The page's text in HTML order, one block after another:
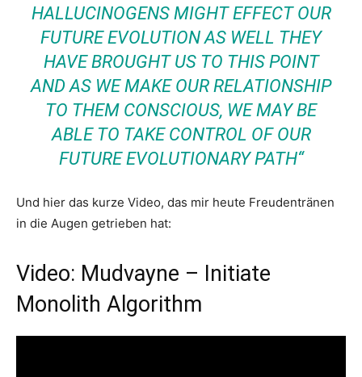
HALLUCINOGENS MIGHT EFFECT OUR
FUTURE EVOLUTION AS WELL THEY
HAVE BROUGHT US TO THIS POINT
AND AS WE MAKE OUR RELATIONSHIP
TO THEM CONSCIOUS, WE MAY BE
ABLE TO TAKE CONTROL OF OUR
FUTURE EVOLUTIONARY PATH“
Und hier das kurze Video, das mir heute Freudentränen
in die Augen getrieben hat:
Video: Mudvayne – Initiate
Monolith Algorithm